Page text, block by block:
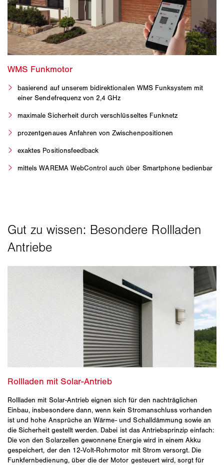
basierend auf unserem bidirektionalen WMS Funksystem mit
einer Sendefrequenz von 2,4 GHz
maximale Sicherheit durch verschlüsseltes Funknetz
prozentgenaues Anfahren von Zwischenpositionen
exaktes Positionsfeedback
mittels WAREMA WebControl auch über Smartphone bedienbar
Rollladen mit Solar-Antrieb eignen sich für den nachträglichen
Einbau, insbesondere dann, wenn kein Stromanschluss vorhanden
ist und hohe Ansprüche an Wärme- und Schalldämmung sowie an
die Sicherheit gestellt werden. Dabei ist das Antriebsprinzip einfach:
Die von den Solarzellen gewonnene Energie wird in einem Akku
gespeichert, der den 12-Volt-Rohrmotor mit Strom versorgt. Die
Funkfernbedienung, über die der Motor gesteuert wird, sorgt für